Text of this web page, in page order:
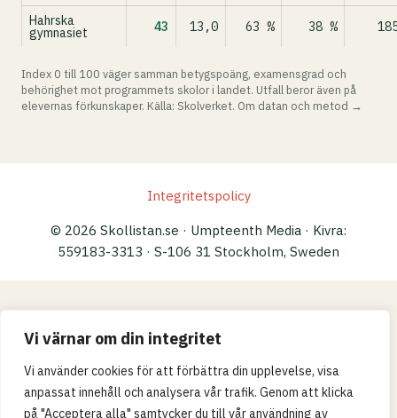
Vi värnar om din integritet
Vi använder cookies för att förbättra din upplevelse, visa
anpassat innehåll och analysera vår trafik. Genom att klicka
på "Acceptera alla" samtycker du till vår användning av
Hahrska
gymnasiet 43 13,0 63 % 38 %
Index 0 till 100 väger samman betygspoäng, examensgrad och
behörighet mot programmets skolor i landet. Utfall beror även på
elevernas förkunskaper. Källa: Skolverket. Om datan och metod →
Integritetspolicy
© 2026 Skollistan.se · Umpteenth Media · Kivra:
559183-3313 · S-106 31 Stockholm, Sweden